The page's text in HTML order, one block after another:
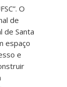
O
de
de Santa
espaço
e